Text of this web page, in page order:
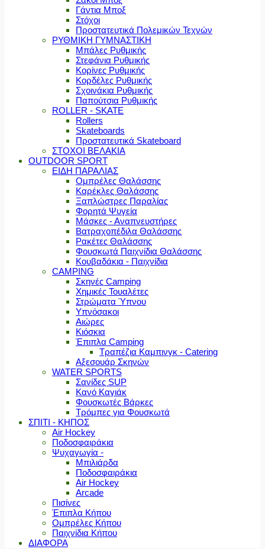
Γάντια Μποξ
Στόχοι
Προστατευτικά Πολεμικών Τεχνών
ΡΥΘΜΙΚΗ ΓΥΜΝΑΣΤΙΚΗ
Μπάλες Ρυθμικής
Στεφάνια Ρυθμικής
Κορίνες Ρυθμικής
Κορδέλες Ρυθμικής
Σχοινάκια Ρυθμικής
Παπούτσια Ρυθμικής
ROLLER - SKATE
Rollers
Skateboards
Προστατευτικά Skateboard
ΣΤΟΧΟΙ ΒΕΛΑΚΙΑ
OUTDOOR SPORT
ΕΙΔΗ ΠΑΡΑΛΙΑΣ
Ομπρέλες Θαλάσσης
Καρέκλες Θαλάσσης
Ξαπλώστρες Παραλίας
Φορητά Ψυγεία
Μάσκες - Αναπνευστήρες
Βατραχοπέδιλα Θαλάσσης
Ρακέτες Θαλάσσης
Φουσκωτά Παιχνίδια Θαλάσσης
Κουβαδάκια - Παιχνίδια
CAMPING
Σκηνές Camping
Χημικές Τουαλέτες
Στρώματα Ύπνου
Υπνόσακοι
Αιώρες
Κιόσκια
Έπιπλα Camping
Τραπέζια Καμπινγκ - Catering
Αξεσουάρ Σκηνών
WATER SPORTS
Σανίδες SUP
Κανό Καγιάκ
Φουσκωτές Βάρκες
Τρόμπες για Φουσκωτά
ΣΠΙΤΙ - ΚΗΠΟΣ
Air Hockey
Ποδοσφαιράκια
Ψυχαγωγία -
Μπιλιάρδα
Ποδοσφαιράκια
Air Hockey
Arcade
Πισίνες
Έπιπλα Κήπου
Ομπρέλες Κήπου
Παιχνίδια Κήπου
ΔΙΑΦΟΡΑ